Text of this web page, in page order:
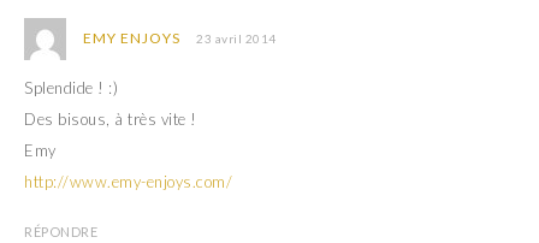
EMY ENJOYS 23 avril 2014
Splendide ! :)
Des bisous, à très vite !
Emy
http://www.emy-enjoys.com/
RÉPONDRE